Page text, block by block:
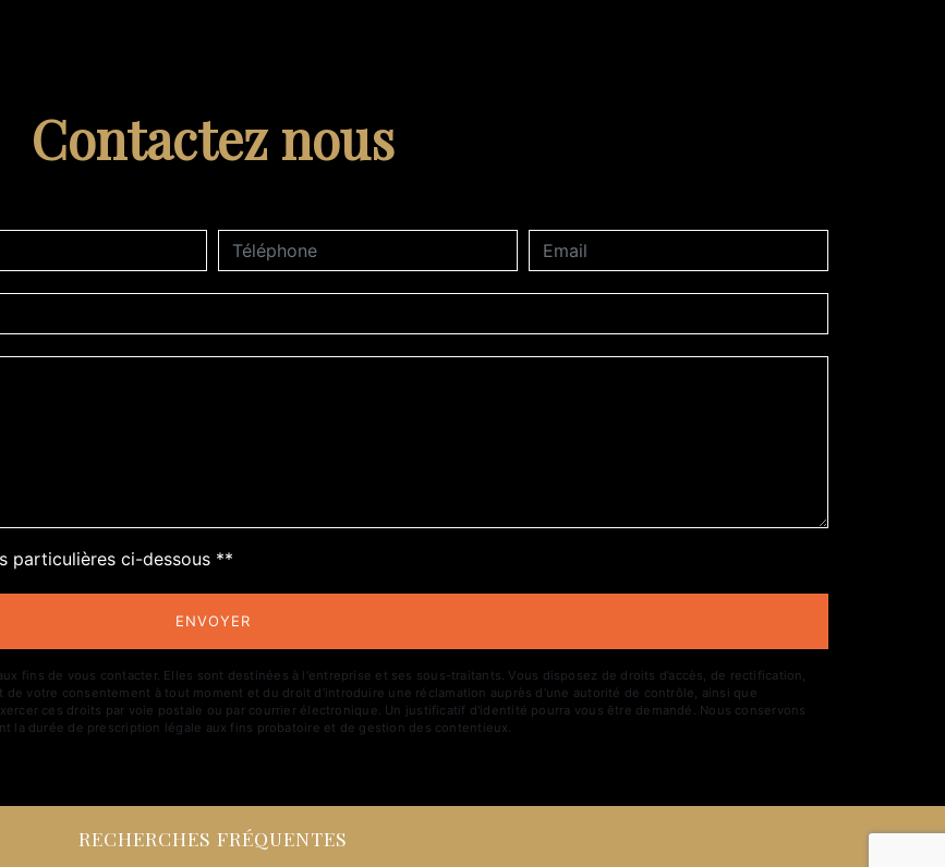
des cookies
Contactez nous
particulières ci-dessous **
ENVOYER
fins de vous contacter. Elles sont destinées à l'entreprise et ses sous-traitants. Vous disposez de droits d’accès, de rectification,
de votre consentement à tout moment et du droit d’introduire une réclamation auprès d’une autorité de contrôle, ainsi que
ces droits par voie postale ou par courrier électronique. Un justificatif d'identité pourra vous être demandé. Nous conservons
la durée de prescription légale aux fins probatoire et de gestion des contentieux.
RECHERCHES FRÉQUENTES